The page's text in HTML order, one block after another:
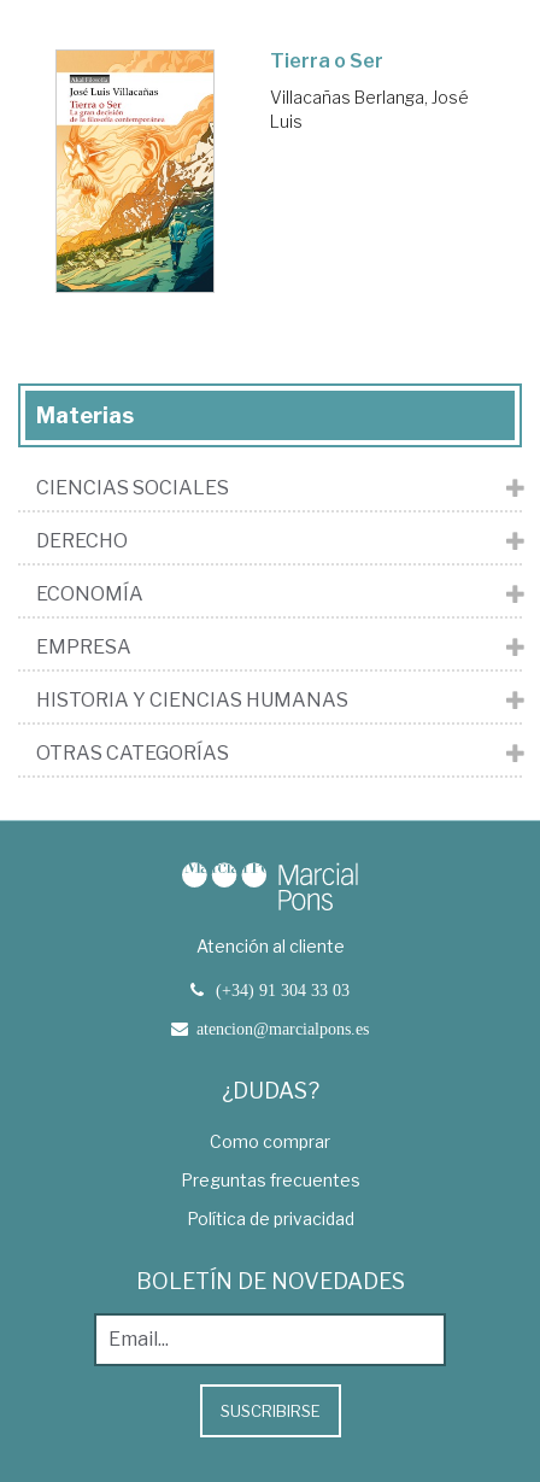
Tierra o Ser
Villacañas Berlanga, José
Luis
Materias
CIENCIAS SOCIALES
DERECHO
ECONOMÍA
EMPRESA
HISTORIA Y CIENCIAS HUMANAS
OTRAS CATEGORÍAS
Atención al cliente
(+34) 91 304 33 03
atencion@marcialpons.es
¿DUDAS?
Como comprar
Preguntas frecuentes
Política de privacidad
BOLETÍN DE NOVEDADES
SUSCRIBIRSE